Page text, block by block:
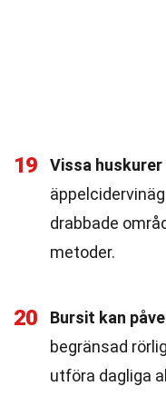
19 Vissa huskurer
drabbade
metoder.
20 Bursit kan
begränsad
utföra dagliga